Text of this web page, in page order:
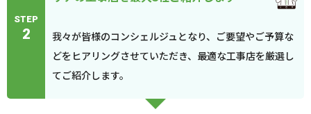
STEP
2
我々が皆様のコンシェルジュとなり、ご要望やご予算な
どをヒアリングさせていただき、最適な工事店を厳選し
てご紹介します。